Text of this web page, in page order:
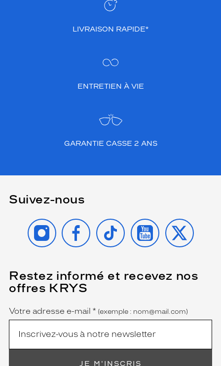
LIVRAISON RAPIDE*
ENTRETIEN À VIE
GARANTIE CASSE 2 ANS
Suivez-nous
INSTAGRAMFACEBOOK
TIKTOK YOUTUBE
X
Restez informé et recevez nos
offres KRYS
Name
Votre adresse e-mail *
(Ce
champ
est
obligatoire)
(exemple : nom@mail.com)
JE M'INSCRIS